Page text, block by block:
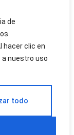
de
hacer clic en
a nuestro uso
todo